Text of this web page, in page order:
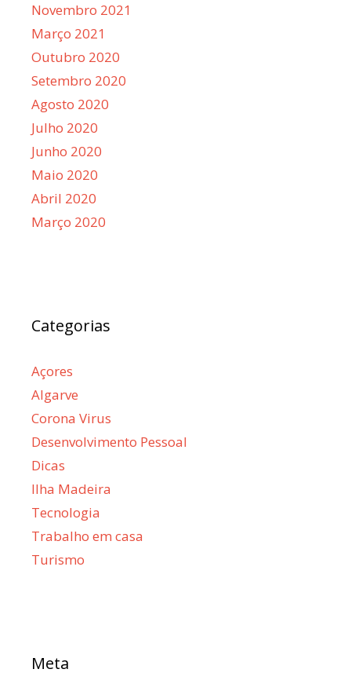
Novembro 2021
Março 2021
Outubro 2020
Setembro 2020
Agosto 2020
Julho 2020
Junho 2020
Maio 2020
Abril 2020
Março 2020
Categorias
Açores
Algarve
Corona Virus
Desenvolvimento Pessoal
Dicas
Ilha Madeira
Tecnologia
Trabalho em casa
Turismo
Meta